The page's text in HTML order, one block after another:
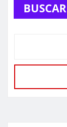
BUSCAR